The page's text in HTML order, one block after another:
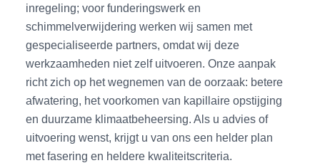
inregeling; voor funderingswerk en
schimmelverwijdering werken wij samen met
gespecialiseerde partners, omdat wij deze
werkzaamheden niet zelf uitvoeren. Onze aanpak
richt zich op het wegnemen van de oorzaak: betere
afwatering, het voorkomen van kapillaire opstijging
en duurzame klimaatbeheersing. Als u advies of
uitvoering wenst, krijgt u van ons een helder plan
met fasering en heldere kwaliteitscriteria.